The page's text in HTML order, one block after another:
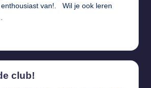
van!. Wil je ook leren
club!